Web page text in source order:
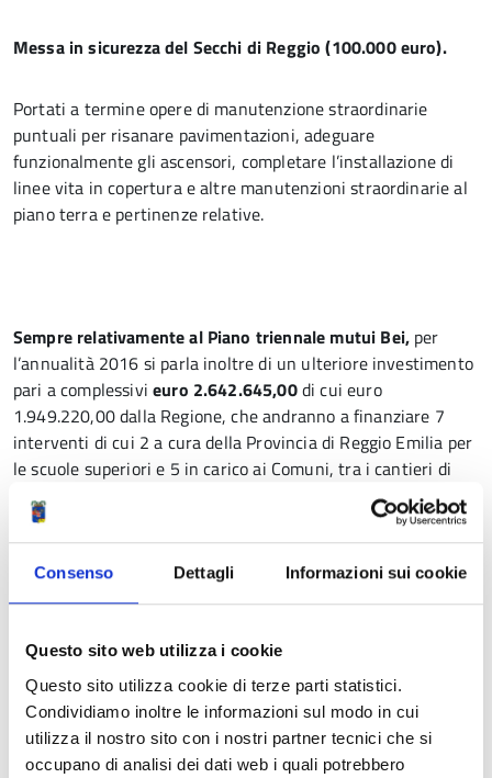
Consenso Dettagli Informazioni sui cookie
Questo sito web utilizza i cookie
Questo sito utilizza cookie di terze parti statistici.
Condividiamo inoltre le informazioni sul modo in cui
utilizza il nostro sito con i nostri partner tecnici che si
occupano di analisi dei dati web i quali potrebbero
Messa in sicurezza del Secchi di Reggio (100.000 euro).
Portati a termine opere di manutenzione straordinarie
puntuali per risanare pavimentazioni, adeguare
funzionalmente gli ascensori, completare l’installazione di
linee vita in copertura e altre manutenzioni straordinarie al
piano terra e pertinenze relative.
Sempre relativamente al Piano triennale mutui Bei, per
l’annualità 2016 si parla inoltre di un ulteriore investimento
pari a complessivieuro 2.642.645,00di cui euro
1.949.220,00 dalla Regione, che andranno a finanziare 7
interventi di cui 2 a cura della Provincia di Reggio Emilia per
le scuole superiori e 5 in carico ai Comuni, tra i cantieri di
maggior entità segnaliamo le scuole Comunali “Marco Polo”
di Rolo e la “G. Marconi” di Vezzano sul Crostolo. La
comunicazione è ancora informale, si conta di ricevere il
provvedimento ufficiale nelle prossime settimane.
Ulteriori interventi con fondi della Provincia